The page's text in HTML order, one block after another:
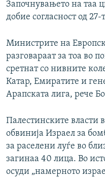
Започнувањето на таа
добие согласност од
Министрите на
разговараат за тоа во
сретнат со нивните
Катар, Емиратите и
Арапската лига, рече
Палестинските власти
обвинија Израел за
за раселени луѓе во
загинаа 40 лица. Во
осуди „намерното